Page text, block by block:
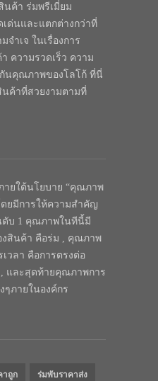
นค้า ร่มพรีเมี่ยม
ด่นและแตกต่างกว่าที่
จำเจ ในเรื่องการ
ความรวดเร็ว ความ
นคุณภาพของโลโก้ ที่นี่
นค้าที่สวยงามตามที่
ายใต้นโยบาย “คุณภาพ
ยมีการให้ความสำคัญ
บ 1 คุณภาพในทีนี้มี
สินค้า คือร่ม , คุณภาพ
วลา คือการตรงต่อ
และสุดท้ายคุณภาพการ
ภายในองค์กร
าถูก ร่มพับราคาส่ง